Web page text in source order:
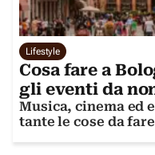
Lifestyle
Cosa fare a
gli eventi da
Musica, cinema ed
tante le cose da